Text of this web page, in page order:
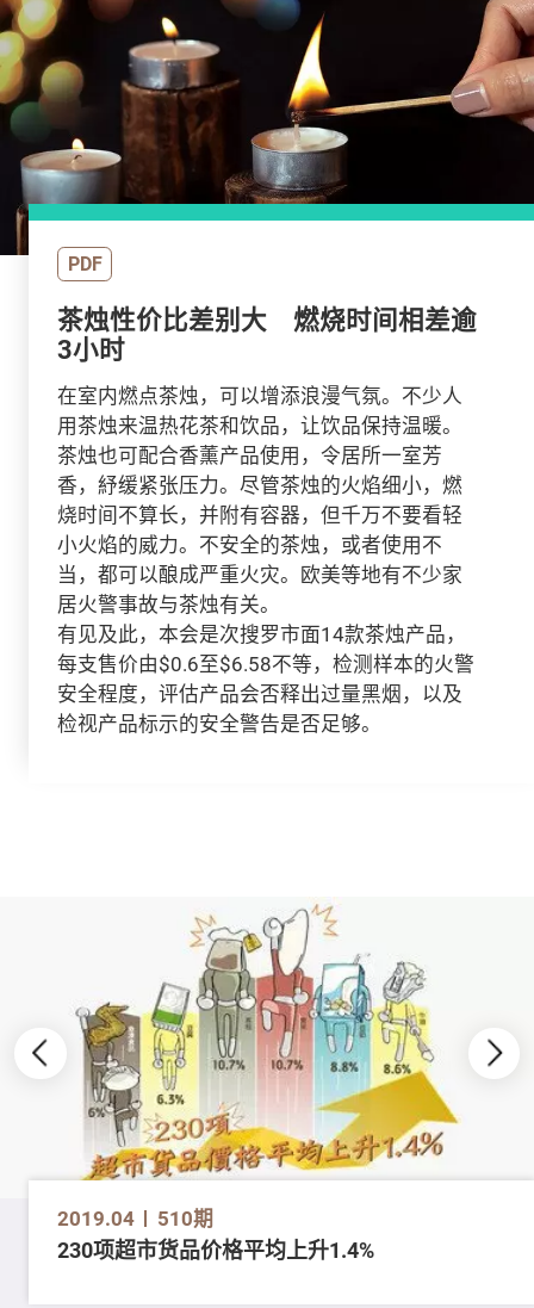
PDF
茶烛性价比差别大 燃烧时间相差逾
3小时
在室内燃点茶烛，可以增添浪漫气氛。不少人
用茶烛来温热花茶和饮品，让饮品保持温暖。
茶烛也可配合香薰产品使用，令居所一室芳
香，紓缓紧张压力。尽管茶烛的火焰细小，燃
烧时间不算长，并附有容器，但千万不要看轻
小火焰的威力。不安全的茶烛，或者使用不
当，都可以酿成严重火灾。欧美等地有不少家
居火警事故与茶烛有关。
有见及此，本会是次搜罗市面14款茶烛产品，
每支售价由$0.6至$6.58不等，检测样本的火警
安全程度，评估产品会否释出过量黑烟，以及
检视产品标示的安全警告是否足够。
2019.04 510期
230项超市货品价格平均上升1.4%